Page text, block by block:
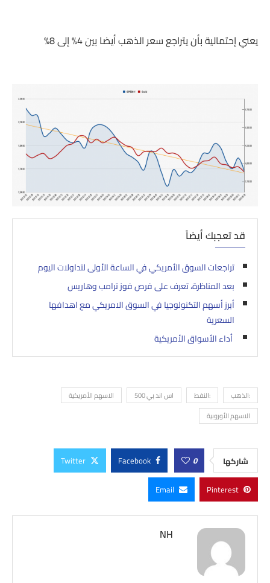
يعني إحتمالية بأن يتراجع سعر الذهب أيضا بين 4% إلى 8%
قد تعجبك أيضاً
تراجعات السوق الأمريكي في الساعة الأولى لتداولات اليوم
بعد المناظرة، تعرف على فرص فوز ترامب وهاريس
أبرز أسهم التكنولوجيا في السوق الامريكي مع اهدافها
السعرية
أداء الأسواق الأمريكية
:الذهب :النفط اس اند بي 500
الاسهم الأمريكية
الاسهم الأوروبية
شاركها 0
Facebook
Twitter
Pinterest
Email
NH